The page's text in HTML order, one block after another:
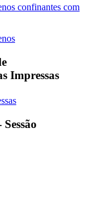
confinantes com
Impressas